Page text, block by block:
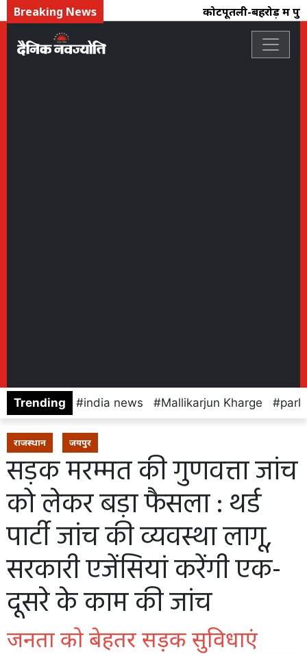
Breaking News कोटपूतली-बहरोड़ में
Trending india news Mallikarjun Kharge
राजस्थान जयपुर
सड़क मरम्मत की गुणवत्ता जांच
को लेकर बड़ा फैसला : थर्ड
पार्टी जांच की व्यवस्था लागू,
सरकारी एजेंसियां करेंगी एक-
दूसरे के काम की जांच
जनता को बेहतर सड़क सुविधाएं